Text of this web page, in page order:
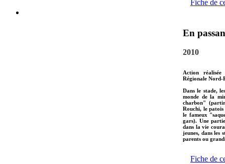
Fiche de
En
2010
Action
Régionale Nord-
Dans le stade,
monde de la
charbon"
Rouchi, le patois
le fameux
gars). Une
dans la vie
jeunes, dans les
parents ou
Fiche de